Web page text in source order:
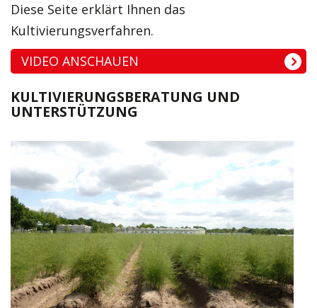
Diese Seite erklärt Ihnen das
Kultivierungsverfahren.
VIDEO ANSCHAUEN
KULTIVIERUNGSBERATUNG UND
UNTERSTÜTZUNG